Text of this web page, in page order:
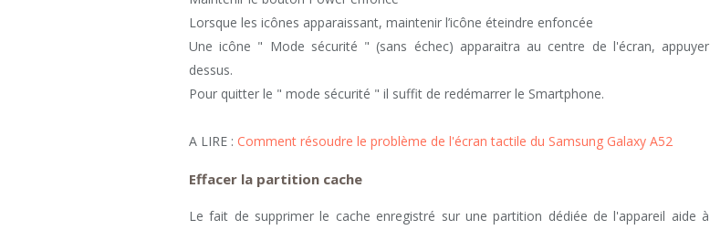
Lorsque les icônes apparaissant, maintenir l’icône éteindre enfoncée
Une icône " Mode sécurité " (sans échec) apparaitra au centre de l'écran, appuyer
dessus.
Pour quitter le " mode sécurité " il suffit de redémarrer le Smartphone.
A LIRE : Comment résoudre le problème de l'écran tactile du Samsung Galaxy A52
Effacer la partition cache
Le fait de supprimer le cache enregistré sur une partition dédiée de l'appareil aide à